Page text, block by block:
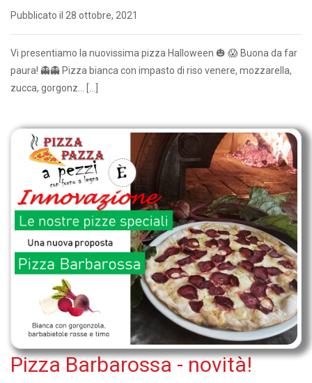
Pubblicato il 28 ottobre, 2021
Vi presentiamo la nuovissima pizza Halloween 🎃 😱 Buona da far
paura! 👻👻 Pizza bianca con impasto di riso venere, mozzarella,
zucca, gorgonz... […]
Pizza Barbarossa - novità!